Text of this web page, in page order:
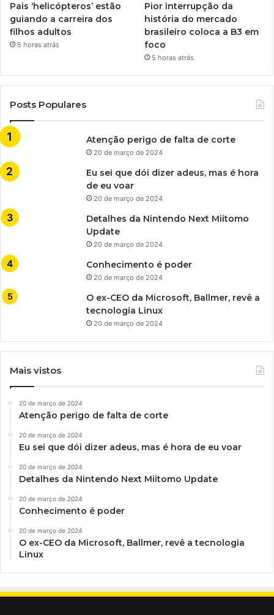
Pais ‘helicópteros’ estão
guiando a carreira dos
filhos adultos
5 horas atrás
Pior interrupção da
história do mercado
brasileiro coloca a B3 em
foco
5 horas atrás
Posts Populares
Atenção perigo de falta de corte
20 de março de 2024
Eu sei que dói dizer adeus, mas é hora
de eu voar
20 de março de 2024
Detalhes da Nintendo Next Miitomo
Update
20 de março de 2024
Conhecimento é poder
20 de março de 2024
O ex-CEO da Microsoft, Ballmer, revê a
tecnologia Linux
20 de março de 2024
Mais vistos
20 de março de 2024
Atenção perigo de falta de corte
20 de março de 2024
Eu sei que dói dizer adeus, mas é hora de eu voar
20 de março de 2024
Detalhes da Nintendo Next Miitomo Update
20 de março de 2024
Conhecimento é poder
20 de março de 2024
O ex-CEO da Microsoft, Ballmer, revê a tecnologia
Linux